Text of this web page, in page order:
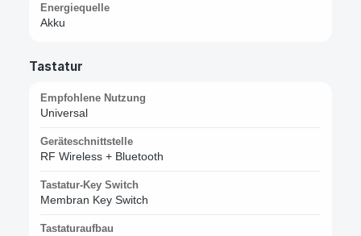
Energiequelle
Akku
Tastatur
Empfohlene Nutzung
Universal
Geräteschnittstelle
RF Wireless + Bluetooth
Tastatur-Key Switch
Membran Key Switch
Tastaturaufbau